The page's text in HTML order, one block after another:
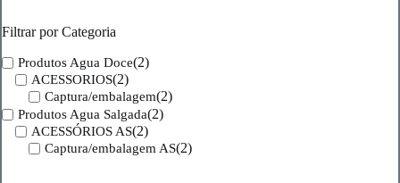
Filtrar por Categoria
Produtos Agua Doce(2)
ACESSORIOS(2)
Captura/embalagem(2)
Produtos Agua Salgada(2)
ACESSÓRIOS AS(2)
Captura/embalagem AS(2)